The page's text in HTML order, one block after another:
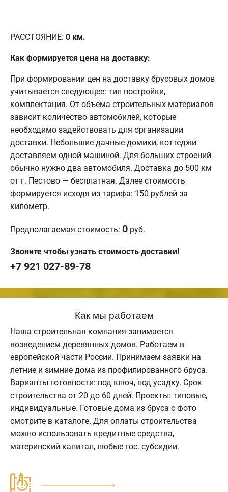
РАССТОЯНИЕ: 0 км.
Как формируется цена на доставку:
При формировании цен на доставку брусовых домов
учитывается следующее: тип постройки,
комплектация. От объема строительных материалов
зависит количество автомобилей, которые
необходимо задействовать для организации
доставки. Небольшие дачные домики, коттеджи
доставляем одной машиной. Для больших строений
обычно нужно два автомобиля. Доставка до 500 км
от г. Пестово — бесплатная. Далее стоимость
формируется исходя из тарифа: 150 рублей за
километр.
Предполагаемая стоимость: 0 руб.
Звоните чтобы узнать стоимость доставки!
+7 921 027-89-78
Как мы работаем
Наша строительная компания занимается
возведением деревянных домов. Работаем в
европейской части России. Принимаем заявки на
летние и зимние дома из профилированного бруса.
Варианты готовности: под ключ, под усадку. Срок
строительства от 20 до 60 дней. Проекты: типовые,
индивидуальные. Готовые дома из бруса с фото
смотрите в каталоге. Для оплаты строительства
можно использовать кредитные средства,
материнский капитал, любые гос. субсидии.